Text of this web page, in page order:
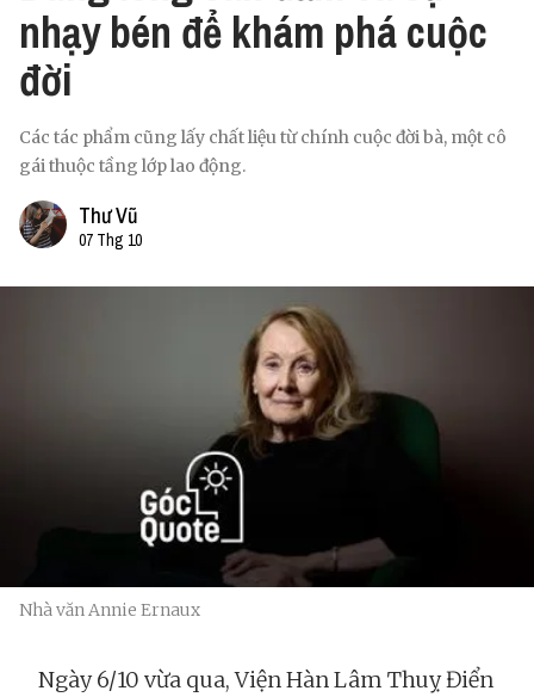
nhạy bén để khám phá cuộc
đời
Các tác phẩm cũng lấy chất liệu từ chính cuộc đời bà, một cô
gái thuộc tầng lớp lao động.
Thư Vũ
07 Thg 10
Nhà văn Annie Ernaux
Ngày 6/10 vừa qua, Viện Hàn Lâm Thuỵ Điển